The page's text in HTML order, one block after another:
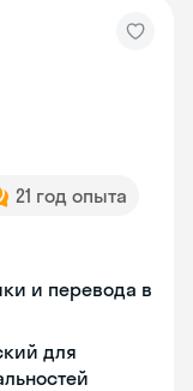
21 год опыта
и перевода в
для